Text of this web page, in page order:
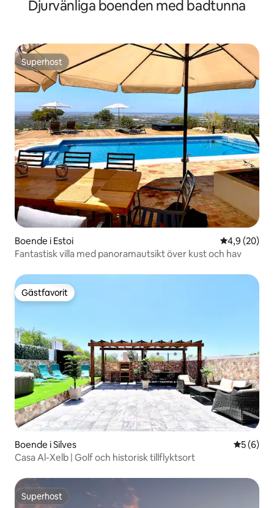
Djurvänliga boenden med badtunna
Superhost
Superhost
Boende i Estoi 4,9 av 5 i
4,9 (20)
Fantastisk villa med panoramautsikt över kust och hav
Gästfavorit
Gästfavorit
Boende i Silves 5 av 5 i
5 (6)
Casa Al-Xelb | Golf och historisk tillflyktsort
Superhost
Superhost